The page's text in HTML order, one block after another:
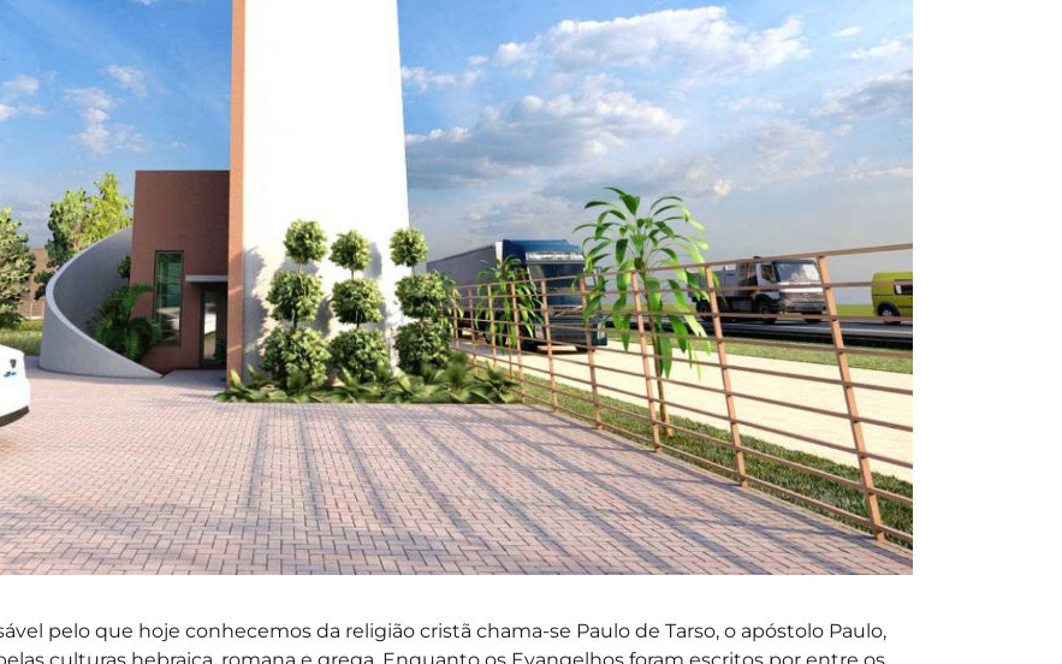
pelo que hoje conhecemos da religião cristã chama-se Paulo de Tarso, o apóstolo Paulo,